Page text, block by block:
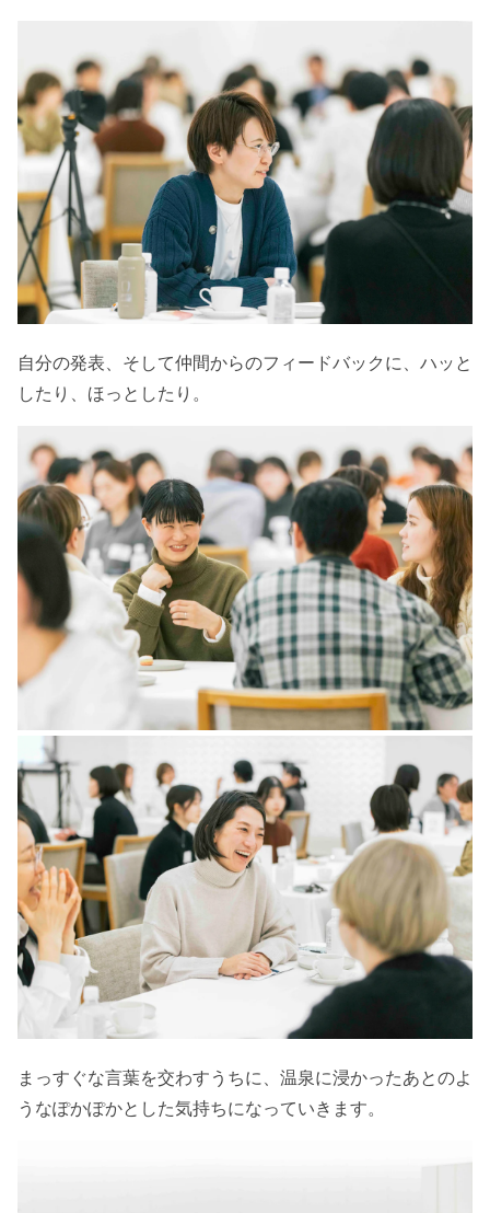
自分の発表、そして仲間からのフィードバックに、ハッと
したり、ほっとしたり。
まっすぐな言葉を交わすうちに、温泉に浸かったあとのよ
うなぽかぽかとした気持ちになっていきます。